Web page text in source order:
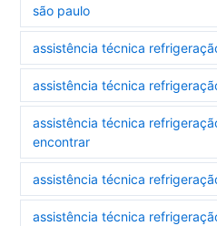
são paulo
assistência técnica
assistência técnica
assistência técnica
encontrar
assistência técnica
assistência técnica